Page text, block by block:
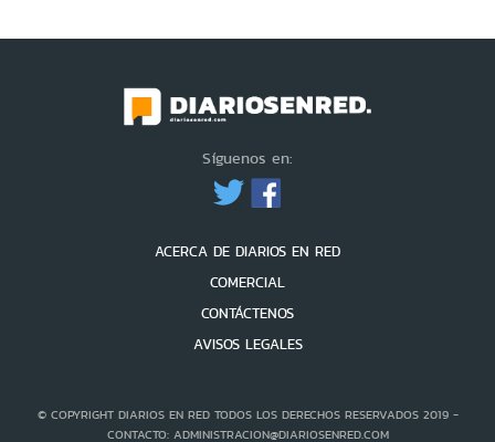
Síguenos en:
ACERCA DE DIARIOS EN RED
COMERCIAL
CONTÁCTENOS
AVISOS LEGALES
© COPYRIGHT DIARIOS EN RED TODOS LOS DERECHOS RESERVADOS 2019 -
CONTACTO: ADMINISTRACION@DIARIOSENRED.COM